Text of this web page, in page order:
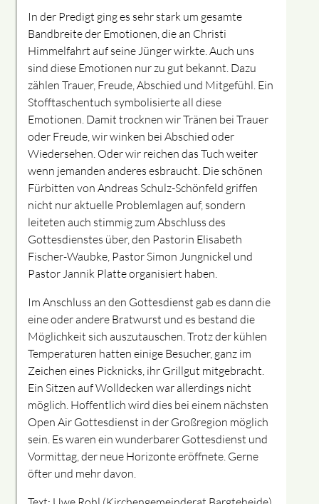
In der Predigt ging es sehr stark um gesamte
Bandbreite der Emotionen, die an Christi
Himmelfahrt auf seine Jünger wirkte. Auch uns
sind diese Emotionen nur zu gut bekannt. Dazu
zählen Trauer, Freude, Abschied und Mitgefühl. Ein
Stofftaschentuch symbolisierte all diese
Emotionen. Damit trocknen wir Tränen bei Trauer
oder Freude, wir winken bei Abschied oder
Wiedersehen. Oder wir reichen das Tuch weiter
wenn jemanden anderes esbraucht. Die schönen
Fürbitten von Andreas Schulz-Schönfeld griffen
nicht nur aktuelle Problemlagen auf, sondern
leiteten auch stimmig zum Abschluss des
Gottesdienstes über, den Pastorin Elisabeth
Fischer-Waubke, Pastor Simon Jungnickel und
Pastor Jannik Platteorganisiert haben.
Im Anschluss an den Gottesdienst gab es dann die
eine oder andere Bratwurst und es bestand die
Möglichkeit sich auszutauschen. Trotz der kühlen
Temperaturen hatten einige Besucher, ganz im
Zeichen eines Picknicks, ihr Grillgut mitgebracht.
Ein Sitzen auf Wolldecken war allerdings nicht
möglich. Hoffentlich wird dies bei einem nächsten
Open Air Gottesdienst in der Großregion möglich
sein. Es waren ein wunderbarer Gottesdienst und
Vormittag, der neue Horizonte eröffnete. Gerne
öfter und mehr davon.